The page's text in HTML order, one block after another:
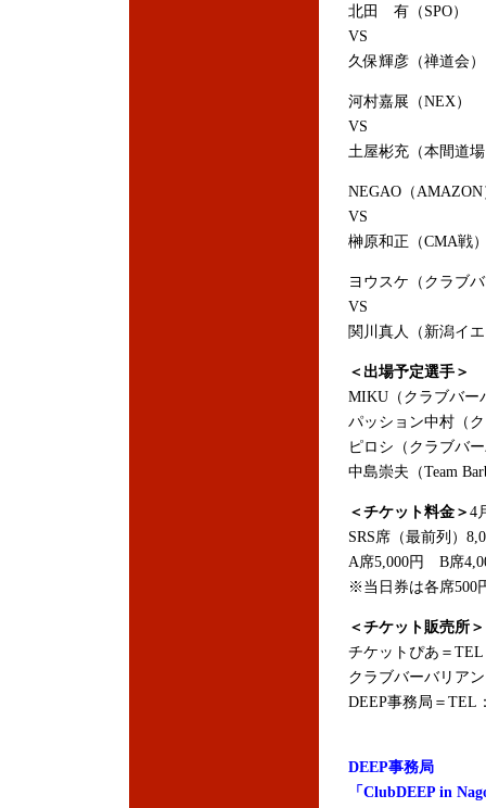
北田 有（SPO）
VS
久保輝彦（禅道会）
河村嘉展（NEX）
VS
土屋彬充（本間道
NEGAO（AMAZON
VS
榊原和正（CMA戦
ヨウスケ（クラブ
VS
関川真人（新潟イ
＜出場予定選手＞
MIKU（クラブバー
パッション中村（
ピロシ（クラブバ
中島崇夫（Team
＜チケット料金＞ 4
SRS席（最前列）
A席5,000円 B席
※当日券は各席500
＜チケット販売所＞
チケットぴあ＝TEL
クラブバーバリア
DEEP事務局＝TEL
DEEP事務局
「ClubDEEP in